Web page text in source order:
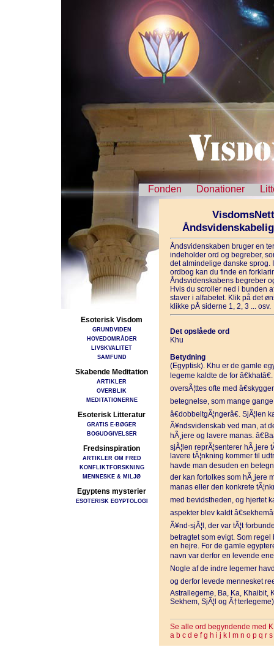
Fonden Donationer
Esoterisk Visdom
GRUNDVIDEN
HOVEDOMRÅDER
LIVSKVALITET
SAMFUND
Skabende Meditation
ARTIKLER
OVERBLIK
MEDITATIONERNE
Esoterisk Litteratur
GRATIS E-BØGER
BOGUDGIVELSER
Fredsinspiration
ARTIKLER OM FRED
KONFLIKTFORSKNING
MENNESKE & MILJØ
Egyptens mysterier
ESOTERISK EGYPTOLOGI
Åndsvidenskaben bruger en
indeholder ord og begreber,
det almindelige danske sprog.
ordbog kan du finde en
Åndsvidenskabens begreber
Hvis du scroller ned i bunden
staver i alfabetet. Klik på det
klikke pÅ siderne 1, 2, 3 ... osv.
Det opslåede ord
Khu
Betydning
(Egyptisk). Khu er de gamle
legeme kaldte de for
oversÃ¦ttes ofte med
betegnelse, som mange gange
â€dobbeltgÃ¦ngerâ€. SjÃ¦len
Ã¥ndsvidenskab ved man, at
hÃ¸jere og lavere manas.
sjÃ¦len reprÃ¦senterer hÃ¸jere
lavere tÃ¦nkning kommer til
havde man desuden en
der kan fortolkes som hÃ¸jere
manas eller den konkrete
med bevidstheden, og hjertet
aspekter blev kaldt
Ã¥nd-sjÃ¦l, der var tÃ¦t
betragtet som evigt. Som
en hejre. For de gamle
navn var derfor en levende
Nogle af de indre legemer
og derfor levede mennesket
Astrallegeme, Ba, Ka, Khaibit,
Sekhem, SjÃ¦l og
Se alle ord begyndende med K
a b c d e f g h i j k m n o p q r s